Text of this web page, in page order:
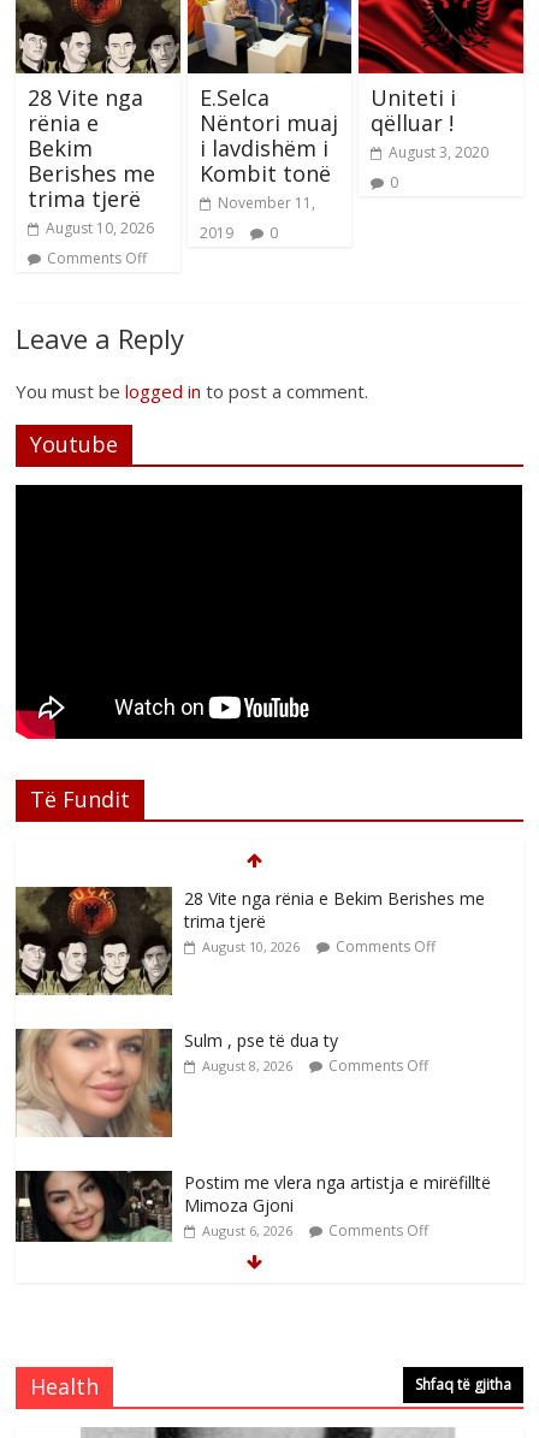
28 Vite nga
rënia e
Bekim
Berishes me
trima tjerë
August 10, 2026
Comments Off
E.Selca
Nëntori muaj
i lavdishëm i
Kombit tonë
November 11,
2019
0
Uniteti i
qëlluar !
August 3, 2020
0
Leave a Reply
You must belogged in to post a comment.
Youtube
Të Fundit
28 Vite nga rënia e Bekim Berishes me
trima tjerë
August 10, 2026 Comments Off
Sulm , pse të dua ty
August 8, 2026 Comments Off
Postim me vlera nga artistja e mirëfilltë
Mimoza Gjoni
August 6, 2026 Comments Off
Comments Off
Health Shfaq të gjitha